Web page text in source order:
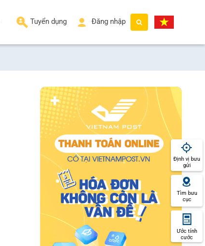
Tuyển dụng Đăng nhập
Định vị bưu
gửi
Tìm bưu
cục
Ước tính
cước